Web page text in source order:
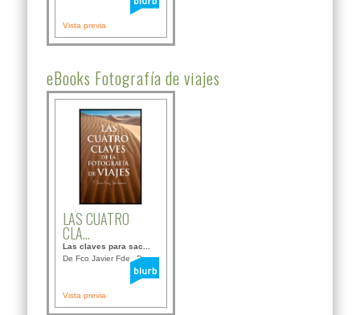
Vista previa
eBooks Fotografía de viajes
LAS CUATRO
CLA...
Las claves para sac...
De Fco Javier Fdez B...
Vista previa